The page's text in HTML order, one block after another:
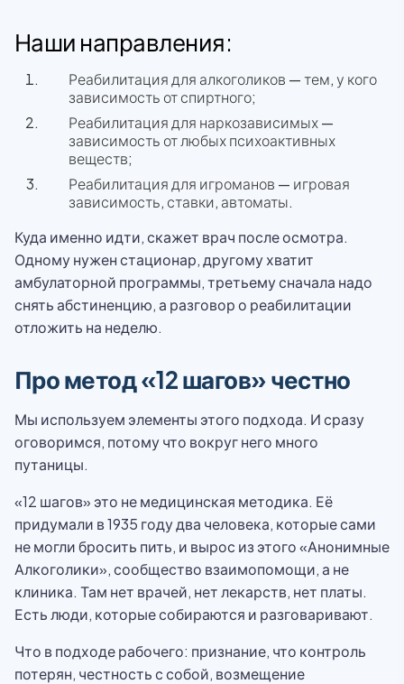
Наши направления:
Реабилитация для алкоголиков — тем, у кого
зависимость от спиртного;
Реабилитация для наркозависимых —
зависимость от любых психоактивных
веществ;
Реабилитация для игроманов — игровая
зависимость, ставки, автоматы.
Куда именно идти, скажет врач после осмотра.
Одному нужен стационар, другому хватит
амбулаторной программы, третьему сначала надо
снять абстиненцию, а разговор о реабилитации
отложить на неделю.
Про метод «12 шагов» честно
Мы используем элементы этого подхода. И сразу
оговоримся, потому что вокруг него много
путаницы.
«12 шагов» это не медицинская методика. Её
придумали в 1935 году два человека, которые сами
не могли бросить пить, и вырос из этого «Анонимные
Алкоголики», сообщество взаимопомощи, а не
клиника. Там нет врачей, нет лекарств, нет платы.
Есть люди, которые собираются и разговаривают.
Что в подходе рабочего: признание, что контроль
потерян, честность с собой, возмещение